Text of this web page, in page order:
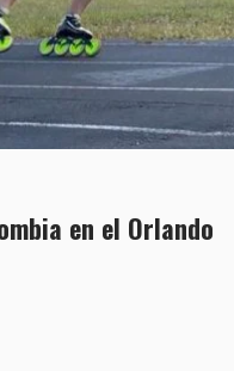
en el Orlando